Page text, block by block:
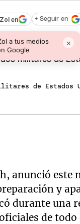
en
a tus medios
Google
×
+ Seguir en
de Estados
anunció este
y
durante una
de todo